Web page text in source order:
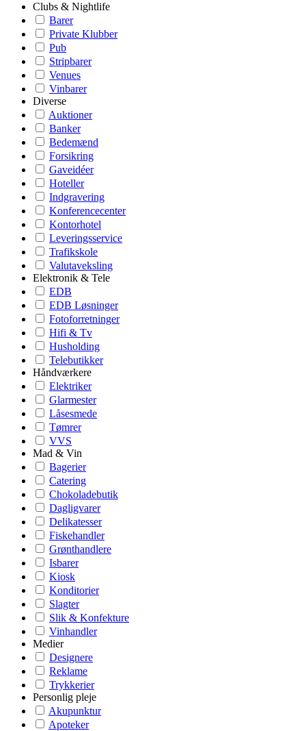
Clubs & Nightlife
Barer
Private Klubber
Pub
Stripbarer
Venues
Vinbarer
Diverse
Auktioner
Banker
Bedemænd
Forsikring
Gaveidéer
Hoteller
Indgravering
Konferencecenter
Kontorhotel
Leveringsservice
Trafikskole
Valutaveksling
Elektronik & Tele
EDB
EDB Løsninger
Fotoforretninger
Hifi & Tv
Husholding
Telebutikker
Håndværkere
Elektriker
Glarmester
Låsesmede
Tømrer
VVS
Mad & Vin
Bagerier
Catering
Chokoladebutik
Dagligvarer
Delikatesser
Fiskehandler
Grønthandlere
Isbarer
Kiosk
Konditorier
Slagter
Slik & Konfekture
Vinhandler
Medier
Designere
Reklame
Trykkerier
Personlig pleje
Akupunktur
Apoteker